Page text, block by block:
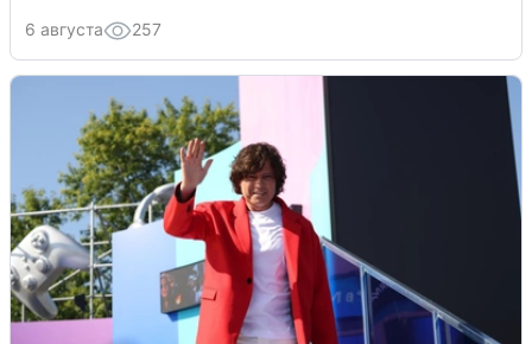
6 августа 257